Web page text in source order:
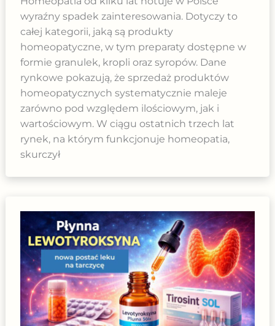
wyraźny spadek zainteresowania. Dotyczy to
całej kategorii, jaką są produkty
homeopatyczne, w tym preparaty dostępne w
formie granulek, kropli oraz syropów. Dane
rynkowe pokazują, że sprzedaż produktów
homeopatycznych systematycznie maleje
zarówno pod względem ilościowym, jak i
wartościowym. W ciągu ostatnich trzech lat
rynek, na którym funkcjonuje homeopatia,
skurczył